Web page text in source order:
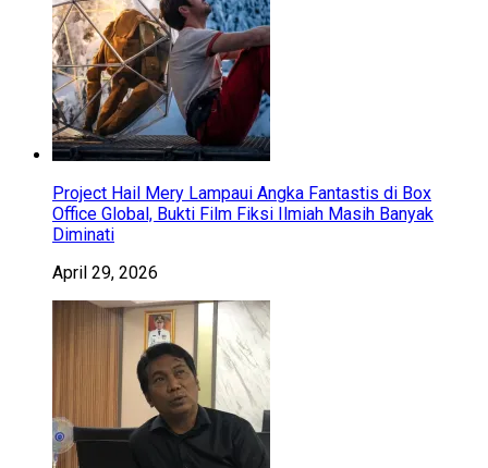
Project Hail Mery Lampaui Angka Fantastis di Box
Office Global, Bukti Film Fiksi Ilmiah Masih Banyak
Diminati
April 29, 2026